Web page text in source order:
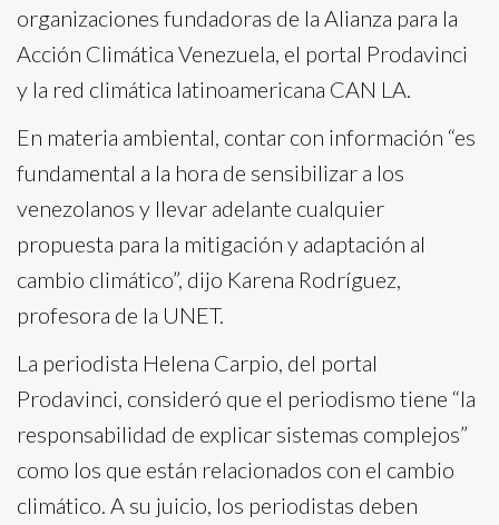
organizaciones fundadoras de la Alianza para la
Acción Climática Venezuela, el portal Prodavinci
y la red climática latinoamericana CAN LA.
En materia ambiental, contar con información “es
fundamental a la hora de sensibilizar a los
venezolanos y llevar adelante cualquier
propuesta para la mitigación y adaptación al
cambio climático”, dijo Karena Rodríguez,
profesora de la UNET.
La periodista Helena Carpio, del portal
Prodavinci, consideró que el periodismo tiene “la
responsabilidad de explicar sistemas complejos”
como los que están relacionados con el cambio
climático. A su juicio, los periodistas deben